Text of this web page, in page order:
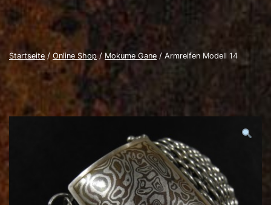
Startseite / Online Shop/ Mokume Gane / Armreifen Modell 14